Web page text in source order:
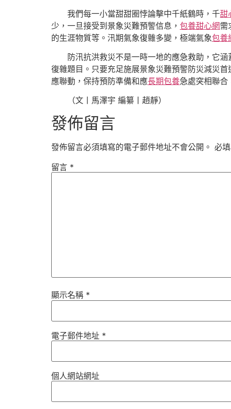
我們每一小當甜甜圈悖論擊中千紙鶴時，千甜
少，一旦接受到景象災難預警信息， 包養甜心網需
的生涯物質等。汛期氣象復雜多變，極端氣象包養
防汛抗洪救災不是一時一地的應急救助，它
復雜題目。只要充足施展景象災難預警防災減災
應聯動，保持預防準備和應長期包養急處突相聯合
（文丨馬澤宇 編纂丨趙靜）
發佈留言
發佈留言必須填寫的電子郵件地址不會公開。 必
留言 *
顯示名稱 *
電子郵件地址 *
個人網站網址